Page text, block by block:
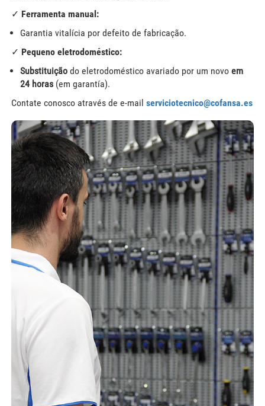
✓ Ferramenta manual:
Garantia vitalícia por defeito de fabricação.
✓ Pequeno eletrodoméstico:
Substituição do eletrodoméstico avariado por um novo em
24 horas(em garantía).
Contate conosco através de e-mail serviciotecnico@cofansa.es